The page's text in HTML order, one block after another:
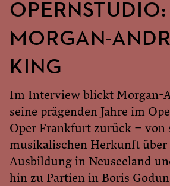
OPERNSTUDIO:
MORGAN-
KING
Im Interview blickt Morgan-
seine prägenden Jahre im
Oper Frankfurt zurück – von
musikalischen Herkunft über
Ausbildung in Neuseeland
hin zu Partien in Boris